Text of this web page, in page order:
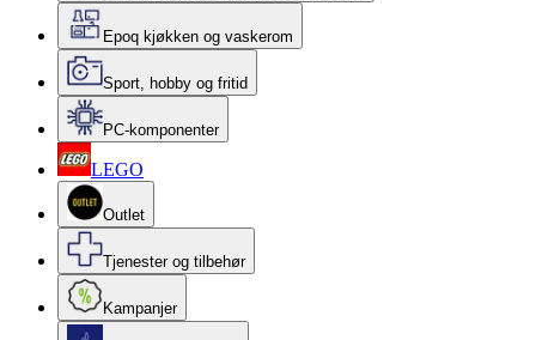
Epoq kjøkken og vaskerom
Sport, hobby og fritid
PC-komponenter
LEGO
Outlet
Tjenester og tilbehør
Kampanjer